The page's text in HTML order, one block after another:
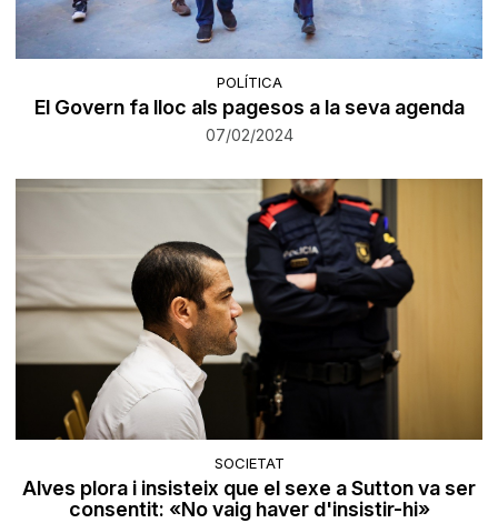
POLÍTICA
El Govern fa lloc als pagesos a la seva agenda
07/02/2024
SOCIETAT
Alves plora i insisteix que el sexe a Sutton va ser
consentit: «No vaig haver d'insistir-hi»